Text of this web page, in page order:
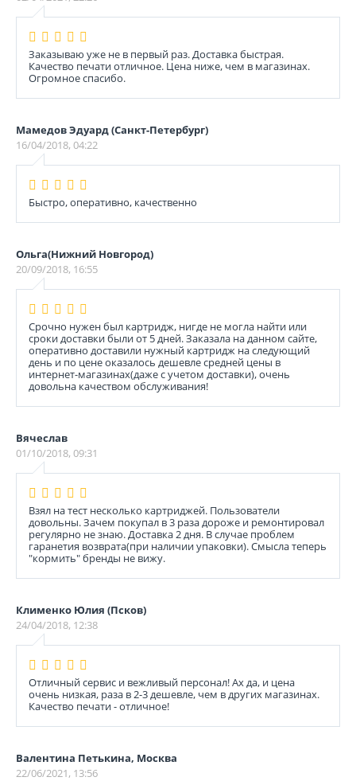
Заказываю уже не в первый раз. Доставка быстрая.
Качество печати отличное. Цена ниже, чем в магазинах.
Огромное спасибо.
Мамедов Эдуард (Санкт-Петербург)
16/04/2018, 04:22
Быстро, оперативно, качественно
Ольга(Нижний Новгород)
20/09/2018, 16:55
Срочно нужен был картридж, нигде не могла найти или
сроки доставки были от 5 дней. Заказала на данном сайте,
оперативно доставили нужный картридж на следующий
день и по цене оказалось дешевле средней цены в
интернет-магазинах(даже с учетом доставки), очень
довольна качеством обслуживания!
Вячеслав
01/10/2018, 09:31
Взял на тест несколько картриджей. Пользователи
довольны. Зачем покупал в 3 раза дороже и ремонтировал
регулярно не знаю. Доставка 2 дня. В случае проблем
гаранетия возврата(при наличии упаковки). Смысла теперь
"кормить" бренды не вижу.
Клименко Юлия (Псков)
24/04/2018, 12:38
Отличный сервис и вежливый персонал! Ах да, и цена
очень низкая, раза в 2-3 дешевле, чем в других магазинах.
Качество печати - отличное!
Валентина Петькина, Москва
22/06/2021, 13:56